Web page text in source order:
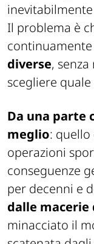
Il problema è
continuamente
diverse,
scegliere
Da una parte
meglio: quello
operazioni
conseguenze
per decenni e
dalle
minacciato il